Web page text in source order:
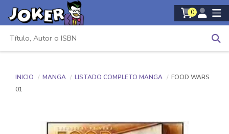
0
INICIO MANGA LISTADO COMPLETO MANGA
FOOD WARS
01